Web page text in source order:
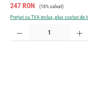
Preț de vânzare:
247 RON Preț obișnuit:
(16% salvat)
Prețuri cu TVA inclus, plus costuri de
Cantitate produs: Introduceți